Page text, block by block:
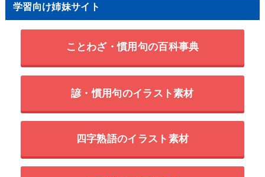
学習向け姉妹サイト
ことわざ・慣用句の百科事典
諺・慣用句のイラスト素材
四字熟語のイラスト素材